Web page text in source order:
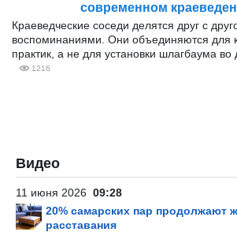
современном
Краеведческие соседи делятся друг с
воспоминаниями. Они объединяются для
практик, а не для установки шлагбаума во
1216
Видео
11 июня 2026 09:28
20% самарских пар продолжают
расставания